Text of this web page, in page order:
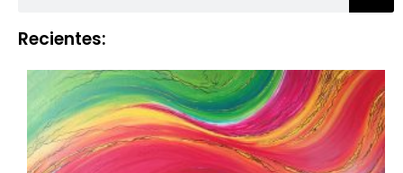
Recientes: